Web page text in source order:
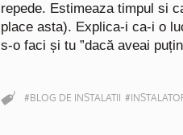
repede. Estimeaza timpul si
place asta). Explica-i ca-i o
s-o faci și tu ”dacă aveai
#BLOG DE INSTALATII